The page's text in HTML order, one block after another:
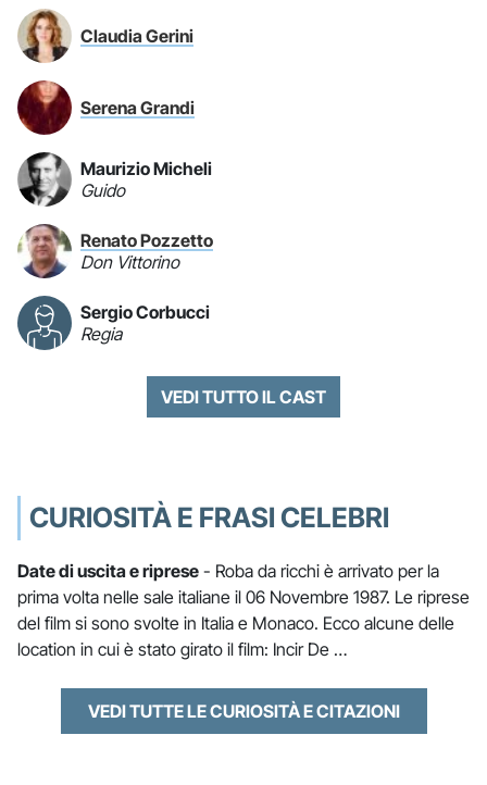
Claudia Gerini
Serena Grandi
Maurizio Micheli
Guido
Renato Pozzetto
Don Vittorino
Sergio Corbucci
Regia
VEDI TUTTO IL CAST
CURIOSITÀ E FRASI CELEBRI
Date di uscita e riprese - Roba da ricchi è arrivato per la
prima volta nelle sale italiane il 06 Novembre 1987. Le riprese
del film si sono svolte in Italia e Monaco. Ecco alcune delle
location in cui è stato girato il film: Incir De …
VEDI TUTTE LE CURIOSITÀ E CITAZIONI